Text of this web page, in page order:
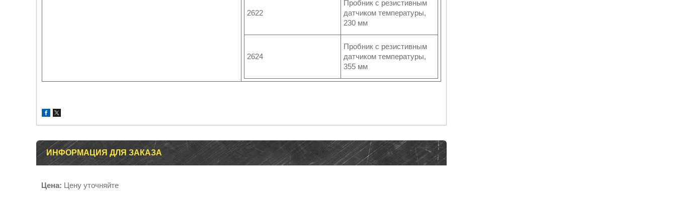
2622
Пробник с резистивным
датчиком температуры,
230 мм
2624
Пробник с резистивным
датчиком температуры,
355 мм
ИНФОРМАЦИЯ ДЛЯ ЗАКАЗА
Цена: Цену уточняйте